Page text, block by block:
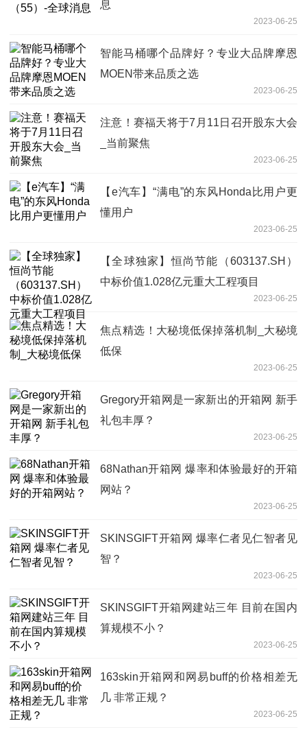
息
2023-06-25
智能马桶哪个品牌好？专业大品牌摩恩
MOEN带来品质之选
2023-06-25
注意！赛福天将于7月11日召开股东大会
_当前聚焦
2023-06-25
【e汽车】“满电”的东风Honda比用户更
懂用户
2023-06-25
【全球独家】恒尚节能（603137.SH）
中标价值1.028亿元重大工程项目
2023-06-25
焦点精选！大秘境低保掉落机制_大秘境
低保
2023-06-25
Gregory开箱网是一家新出的开箱网 新手
礼包丰厚？
2023-06-25
68Nathan开箱网 爆率和体验最好的开箱
网站？
2023-06-25
SKINSGIFT开箱网 爆率仁者见仁智者见
智？
2023-06-25
SKINSGIFT开箱网建站三年 目前在国内
算规模不小？
2023-06-25
163skin开箱网和网易buff的价格相差无
几 非常正规？
2023-06-25